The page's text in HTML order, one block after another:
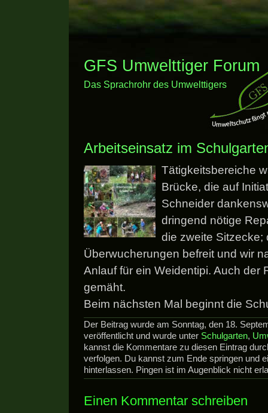
GFS Umwelttiger Forum
Das Sprachrohr des Umwelttigers
Arbeitseinsatz im
Tätigkeitsbereiche
Brücke, die auf
Schneider
dringend nötige
die zweite Sitzecke;
Überwucherungen befreit und wir
Anlauf für ein Weidentipi. Auch der
gemäht.
Beim nächsten Mal beginnt die
Der Beitrag wurde am Sonntag, den 18.
veröffentlicht und wurde unter Schulgarten,
kannst die Kommentare zu diesen Eintrag
verfolgen. Du kannst zum Ende springen und
hinterlassen. Pingen ist im Augenblick nicht
Einen Kommentar schreiben